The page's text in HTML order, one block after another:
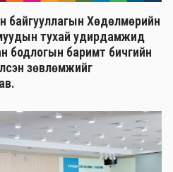
байгууллагын Хөдөлмөрийн
тухай удирдамжид
бодлогын баримт бичгийн
зөвлөмжийг